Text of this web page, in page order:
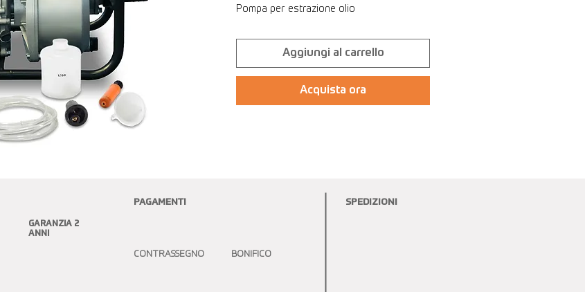
Pompa per estrazione olio
Aggiungi al carrello
Acquista ora
GARANZIA 2
ANNI
PAGAMENTI
CONTRASSEGNO BONIFICO
SPEDIZIONI